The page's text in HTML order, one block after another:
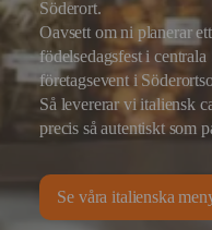
Söderort.
Oavsett om ni planerar
födelsedagsfest i
företagsevent i
Så levererar vi italiensk
precis så autentiskt som
Se våra italienska